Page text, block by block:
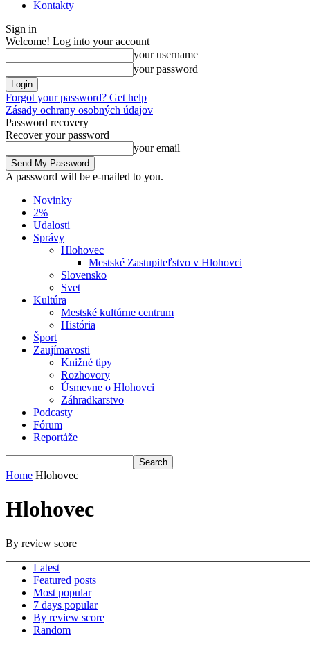
Kontakty
Sign in
Welcome! Log into your account
your username
your password
Forgot your password? Get help
Zásady ochrany osobných údajov
Password recovery
Recover your password
your email
A password will be e-mailed to you.
Novinky
2%
Udalosti
Správy
Hlohovec
Mestské Zastupiteľstvo v Hlohovci
Slovensko
Svet
Kultúra
Mestské kultúrne centrum
História
Šport
Zaujímavosti
Knižné tipy
Rozhovory
Úsmevne o Hlohovci
Záhradkarstvo
Podcasty
Fórum
Reportáže
Home Hlohovec
Hlohovec
By review score
Latest
Featured posts
Most popular
7 days popular
By review score
Random